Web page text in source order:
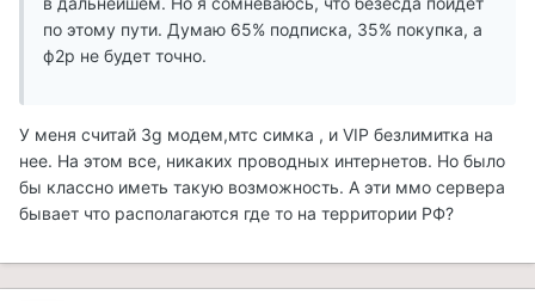
по этому пути. Думаю 65% подписка, 35% покупка, а
ф2р не будет точно.
У меня считай 3g модем,мтс симка , и VIP безлимитка на
нее. На этом все, никаких проводных интернетов. Но было
бы классно иметь такую возможность. А эти ммо сервера
бывает что располагаются где то на территории РФ?